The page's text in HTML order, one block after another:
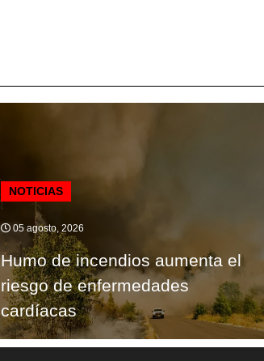
NOTICIAS
05 agosto, 2026
Humo de incendios aumenta el
riesgo de enfermedades
cardíacas